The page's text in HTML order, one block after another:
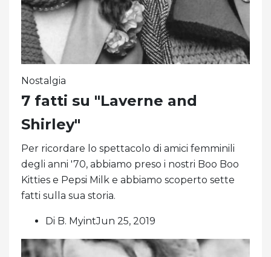
Nostalgia
7 fatti su "Laverne and
Shirley"
Per ricordare lo spettacolo di amici femminili
degli anni '70, abbiamo preso i nostri Boo Boo
Kitties e Pepsi Milk e abbiamo scoperto sette
fatti sulla sua storia.
Di B. MyintJun 25, 2019